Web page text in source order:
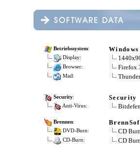
Betriebssystem:
Display:
Browser: Firefox
Mail:
Security: Security
Anti-Virus:
Brennen:
DVD-Burn: CD
CD-Burn: CD